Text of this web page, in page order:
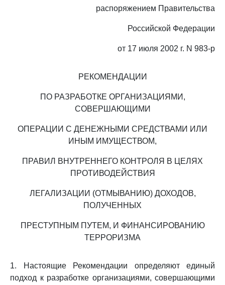
распоряжением Правительства
Российской Федерации
от 17 июля 2002 г. N 983-р
РЕКОМЕНДАЦИИ
ПО РАЗРАБОТКЕ ОРГАНИЗАЦИЯМИ,
СОВЕРШАЮЩИМИ
ОПЕРАЦИИ С ДЕНЕЖНЫМИ СРЕДСТВАМИ ИЛИ
ИНЫМ ИМУЩЕСТВОМ,
ПРАВИЛ ВНУТРЕННЕГО КОНТРОЛЯ В ЦЕЛЯХ
ПРОТИВОДЕЙСТВИЯ
ЛЕГАЛИЗАЦИИ (ОТМЫВАНИЮ) ДОХОДОВ,
ПОЛУЧЕННЫХ
ПРЕСТУПНЫМ ПУТЕМ, И ФИНАНСИРОВАНИЮ
ТЕРРОРИЗМА
1. Настоящие Рекомендации определяют единый
подход к разработке организациями, совершающими